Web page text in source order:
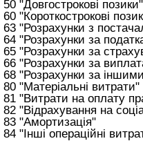
50 "Довгострокові позики"
60 "Короткострокові
63 "Розрахунки з
64 "Розрахунки за
65 "Розрахунки за
66 "Розрахунки за
68 "Розрахунки за
80 "Матеріальні витрати"
81 "Витрати на оплату
82 "Відрахування на
83 "Амортизація"
84 "Інші операційні